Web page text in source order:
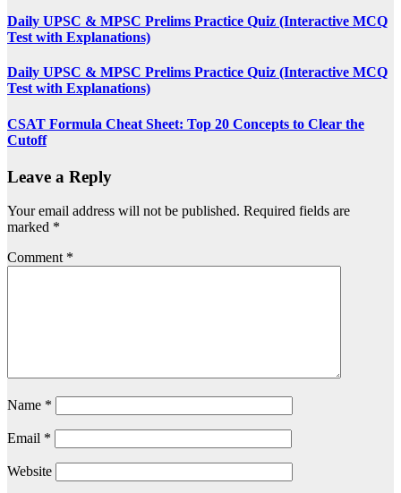
Daily UPSC & MPSC Prelims Practice Quiz (Interactive MCQ
Test with Explanations)
Daily UPSC & MPSC Prelims Practice Quiz (Interactive MCQ
Test with Explanations)
CSAT Formula Cheat Sheet: Top 20 Concepts to Clear the
Cutoff
Leave a Reply
Your email address will not be published. Required fields are
marked *
Comment *
Name *
Email *
Website